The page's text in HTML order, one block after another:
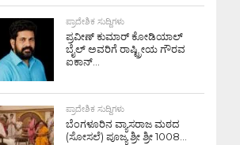
ಪ್ರಾದೇಶಿಕ ಸುದ್ದಿಗಳು
ಪ್ರವೀಣ್ ಕುಮಾರ್ ಕೋಡಿಯಾಲ್
ಬೈಲ್ ಅವರಿಗೆ ರಾಷ್ಟ್ರೀಯ ಗೌರವ
ಐಕಾನ್...
ಪ್ರಾದೇಶಿಕ ಸುದ್ದಿಗಳು
ಬೆಂಗಳೂರಿನ ವ್ಯಾಸರಾಜ ಮಠದ
(ಸೋಸಲೆ) ಪೂಜ್ಯ ಶ್ರೀ ಶ್ರೀ 1008...